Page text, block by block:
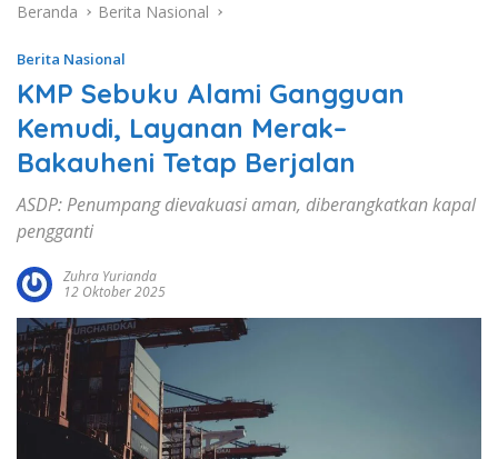
Beranda Berita Nasional
Berita Nasional
KMP Sebuku Alami Gangguan
Kemudi, Layanan Merak–
Bakauheni Tetap Berjalan
ASDP: Penumpang dievakuasi aman, diberangkatkan kapal
pengganti
Zuhra Yurianda
12 Oktober 2025